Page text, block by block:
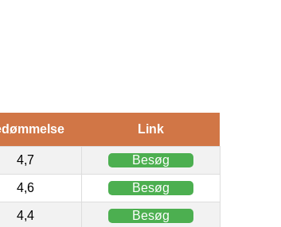
Link
4,7 Besøg
4,6 Besøg
4,4 Besøg